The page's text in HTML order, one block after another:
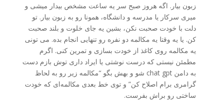
زبون بیار. اگه هروز صبح سر یه ساعت مشخص بیدار میشی و
میری سرکار یا مدرسه و دانشگاه، همونا رو به زبون بیار. تو
دلت با خودت صحبت نکن، بشین یه جای خلوت و بلند صحبت
کن. یا یه وقتا یه مکالمه دو نفره رو تنهایی انجام بده. می تونی
یه مکالمه روی کاغذ از خودت بسازی و تمرین کنی. اگرم
مطمئن نیستی که درست نوشتی یا ایراد داری توش بازم دست
به دامن chat gpt شو و بهش بگو “مکالمه زیر رو به لحاظ
گرامری برام اصلاح کن” و توی خط بعدی مکالمه‌ای که خودت
ساختی رو براش بفرست.